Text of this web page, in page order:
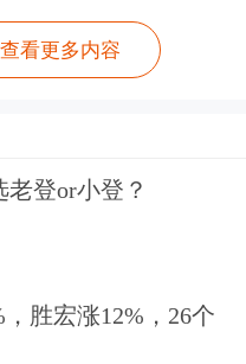
跌幅甚至达到了
2026年一季报显
看更多内容
登or小登？
胜宏涨12%，26个